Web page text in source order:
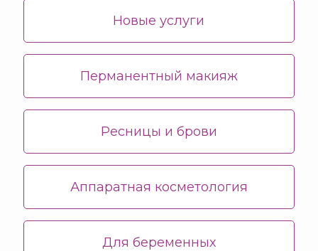
Новые услуги
Перманентный макияж
Ресницы и брови
Аппаратная косметология
Для беременных